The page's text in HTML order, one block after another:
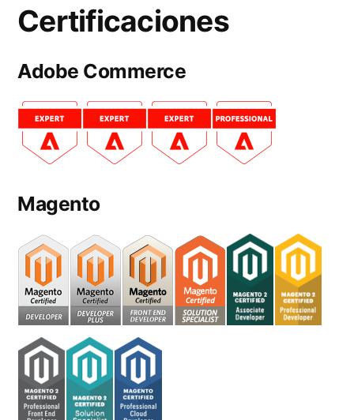
Certificaciones
Adobe Commerce
Magento